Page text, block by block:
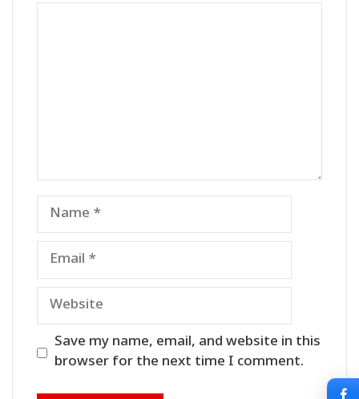
Name
Email
Website
Save my name, email, and website in this
browser for the next time I comment.